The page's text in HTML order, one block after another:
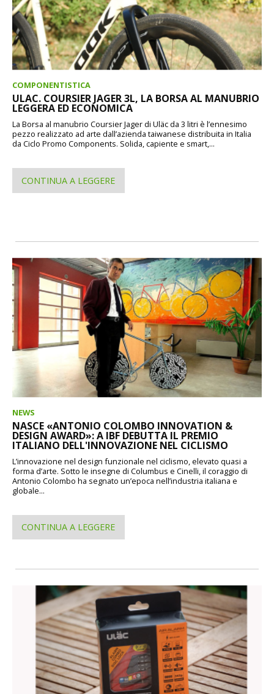
COMPONENTISTICA
ULAC. COURSIER JAGER 3L, LA BORSA AL MANUBRIO
LEGGERA ED ECONOMICA
La Borsa al manubrio Coursier Jager di Uläc da 3 litri è l’ennesimo
pezzo realizzato ad arte dall’azienda taiwanese distribuita in Italia
da Ciclo Promo Components. Solida, capiente e smart,...
CONTINUA A LEGGERE
NEWS
NASCE «ANTONIO COLOMBO INNOVATION &
DESIGN AWARD»: A IBF DEBUTTA IL PREMIO
ITALIANO DELL'INNOVAZIONE NEL CICLISMO
L’innovazione nel design funzionale nel ciclismo, elevato quasi a
forma d’arte. Sotto le insegne di Columbus e Cinelli, il coraggio di
Antonio Colombo ha segnato un’epoca nell’industria italiana e
globale...
CONTINUA A LEGGERE